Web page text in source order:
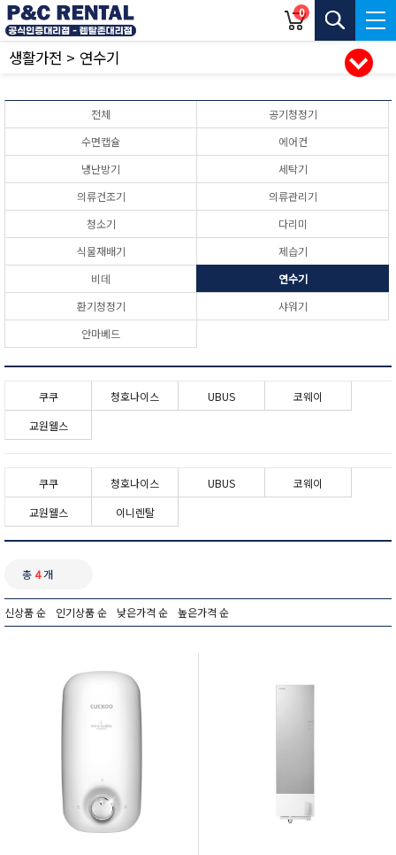
0
생활가전 > 연수기
전체
공기청정기
수면캡슐
에어컨
냉난방기
세탁기
의류건조기
의류관리기
청소기
다리미
식물재배기
제습기
비데
연수기
환기청정기
샤워기
안마베드
쿠쿠 청호나이스 UBUS
코웨이
교원웰스
쿠쿠 청호나이스 UBUS
코웨이
교원웰스
이니렌탈
총4개
신상품 순 인기상품 순 낮은가격 순 높은가격 순